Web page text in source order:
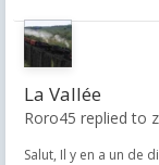
La Vallée
Roro45 replied to
Salut, Il y en a un de